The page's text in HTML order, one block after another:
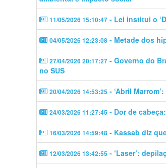
11/05/2026 15:10:47 - Lei institui o
04/05/2026 12:23:08 - Metade dos
27/04/2026 20:17:27 - Governo do
no SUS
20/04/2026 14:53:25 - ‘Abril
24/03/2026 11:27:45 - Dor de
16/03/2026 14:59:48 - Kassab diz
12/03/2026 13:42:55 - ‘Laser’: